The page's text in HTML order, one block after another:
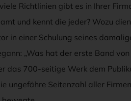
Richtlinien gibt es in Ihrer
und kennt die jeder? Wozu
in einer Schulung seines
„Was hat der erste Band
das 700-seitige Werk dem
ungefähre Seitenzahl aller